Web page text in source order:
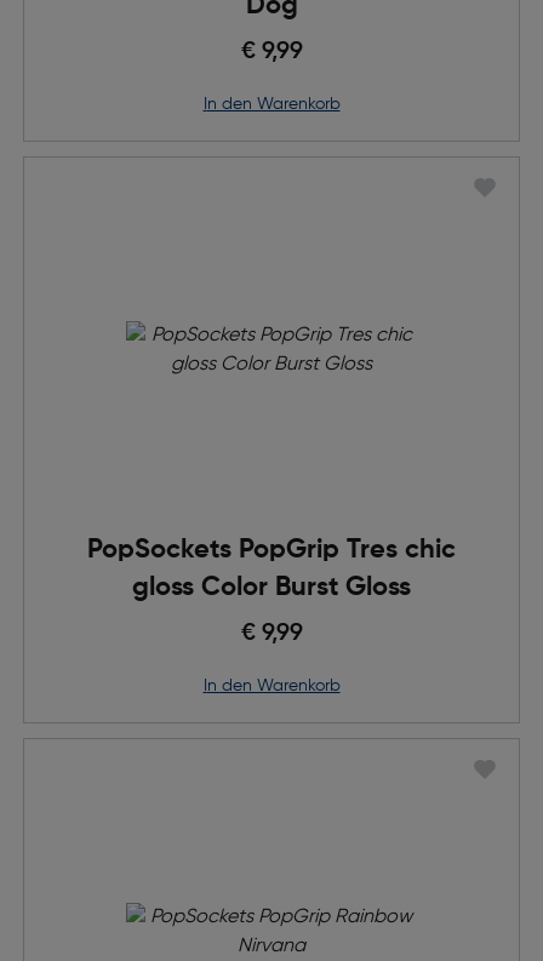
Dog
€ 9,99
in den Warenkorb
PopSockets PopGrip Tres chic
gloss Color Burst Gloss
€ 9,99
in den Warenkorb